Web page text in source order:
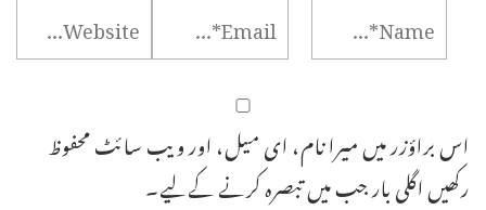
اس براؤزر میں میرا نام، ای میل، اور ویب سائٹ محفوظ
رکھیں اگلی بار جب میں تبصرہ کرنے کےلیے۔